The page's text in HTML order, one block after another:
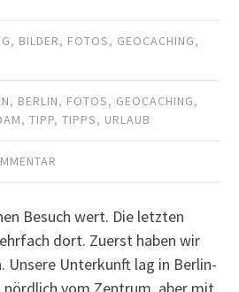
, BILDER, FOTOS, GEOCACHING,
, BERLIN, FOTOS, GEOCACHING,
,TIPP,TIPPS, URLAUB
Besuch wert. Die letzten
dort. Zuerst haben wir
Unsere Unterkunft lag in Berlin-